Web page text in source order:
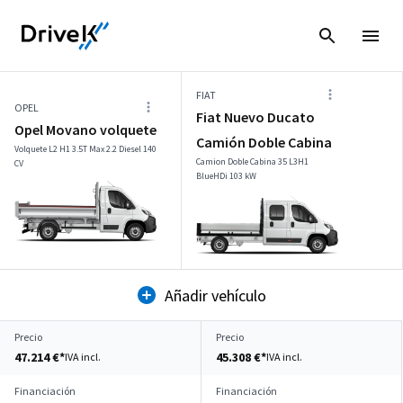
OPEL
Opel Movano volquete
Volquete L2 H1 3.5T Max 2.2 Diesel 140
CV
FIAT
Fiat Nuevo Ducato
Camión Doble Cabina
Camion Doble Cabina 35 L3H1
BlueHDi 103 kW
Añadir vehículo
Precio
47.214 €*IVA incl.
Precio
45.308 €*IVA incl.
Financiación
Financiación